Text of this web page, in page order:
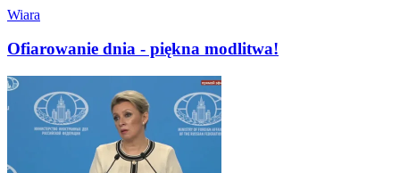
Wiara
Ofiarowanie dnia - piękna modlitwa!